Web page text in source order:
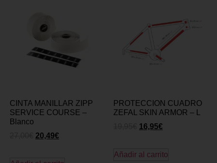
CINTA MANILLAR ZIPP
SERVICE COURSE –
Blanco
20,49€
PROTECCION CUADRO
ZEFAL SKIN ARMOR – L
16,95€
Añadir al carrito